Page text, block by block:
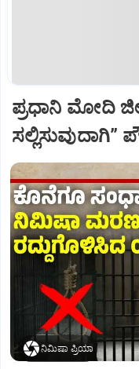
ಪ್ರಧಾನಿ ಮೋದಿ
ಸಲ್ಲಿಸುವುದಾಗಿ”
ನಿಮಿಷಾ ಪ್ರಿಯಾ